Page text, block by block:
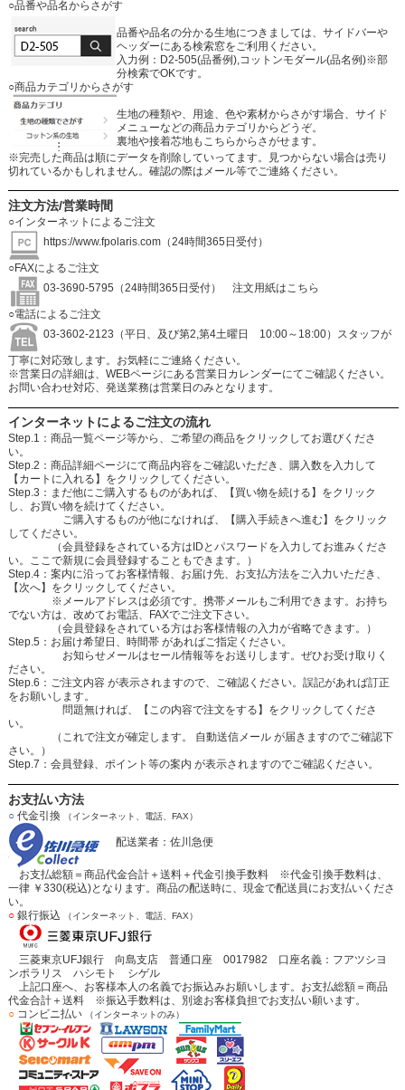
○品番や品名からさがす
品番や品名の分かる生地につきましては、サイドバーや
ヘッダーにある検索窓をご利用ください。
入力例：D2-505(品番例),コットンモダール(品名例)※部
分検索でOKです。
○商品カテゴリからさがす
生地の種類や、用途、色や素材からさがす場合、サイド
メニューなどの商品カテゴリからどうぞ。
裏地や接着芯地もこちらからさがせます。
※完売した商品は順にデータを削除していってます。見つからない場合は売り
切れているかもしれません。確認の際はメール等でご連絡ください。
注文方法/営業時間
○インターネットによるご注文
https://www.fpolaris.com（24時間365日受付）
○FAXによるご注文
03-3690-5795（24時間365日受付）
注文用紙はこちら
○電話によるご注文
03-3602-2123（平日、及び第2,第4土曜日 10:00～18:00）スタッフが
丁寧に対応致します。お気軽にご連絡ください。
※営業日の詳細は、WEBページにある営業日カレンダーにてご確認ください。
お問い合わせ対応、発送業務は営業日のみとなります。
インターネットによるご注文の流れ
Step.1：商品一覧ページ等から、ご希望の商品をクリックしてお選びくださ
い。
Step.2：商品詳細ページにて商品内容をご確認いただき、購入数を入力して
【カートに入れる】をクリックしてください。
Step.3：まだ他にご購入するものがあれば、【買い物を続ける】をクリック
し、お買い物を続けてください。
ご購入するものが他になければ、【購入手続きへ進む】をクリック
してください。
（会員登録をされている方はIDとパスワードを入力してお進みくださ
い。ここで新規に会員登録することもできます。）
Step.4：案内に沿ってお客様情報、お届け先、お支払方法をご入力いただき、
【次へ】をクリックしてください。
※メールアドレスは必須です。携帯メールもご利用できます。お持ち
でない方は、改めてお電話、FAXでご注文下さい。
（会員登録をされている方はお客様情報の入力が省略できます。）
Step.5：お届け希望日、時間帯 があればご指定ください。
お知らせメールはセール情報等をお送りします。ぜひお受け取りく
ださい。
Step.6：ご注文内容 が表示されますので、ご確認ください。誤記があれば訂正
をお願いします。
問題無ければ、【この内容で注文をする】をクリックしてくださ
い。
（これで注文が確定します。 自動送信メール が届きますのでご確認下
さい。）
Step.7：会員登録、ポイント等の案内 が表示されますのでご確認ください。
お支払い方法
○代金引換 （インターネット、電話、FAX）
配送業者：佐川急便
お支払総額＝商品代金合計＋送料＋代金引換手数料 ※代金引換手数料は、
一律 ￥330(税込)となります。商品の配送時に、現金で配送員にお支払いくださ
い。
○銀行振込 （インターネット、電話、FAX）
三菱東京UFJ銀行 向島支店 普通口座 0017982 口座名義：フアツシヨ
ンポラリス ハシモト シゲル
上記口座へ、お客様本人の名義でお振込みお願いします。お支払総額＝商品
代金合計＋送料 ※振込手数料は、別途お客様負担でお支払い願います。
○コンビニ払い （インターネットのみ）